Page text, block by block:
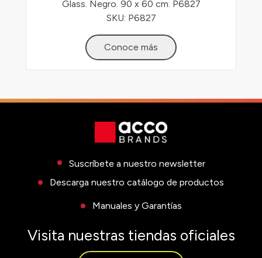
Glass. Negro. 90 x 60 cm. P6827
SKU: P6827
Conoce más
Suscríbete a nuestro newsletter
Descarga nuestro catálogo de productos
Manuales y Garantías
Visita nuestras tiendas oficiales